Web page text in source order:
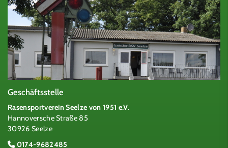
Geschäftsstelle
Rasensportverein Seelze von 1951 e.V.
Hannoversche Straße 85
30926 Seelze
0174-9682485